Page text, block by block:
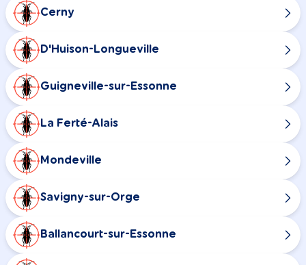
Cerny
D'Huison-Longueville
Guigneville-sur-Essonne
La Ferté-Alais
Mondeville
Savigny-sur-Orge
Ballancourt-sur-Essonne